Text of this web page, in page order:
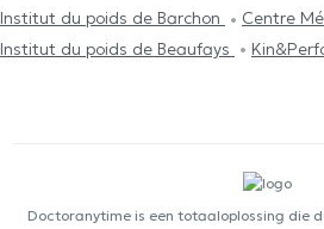
Institut du poids de Barchon
Centre
Institut du poids de Beaufays
Doctoranytime is een totaaloplossing die